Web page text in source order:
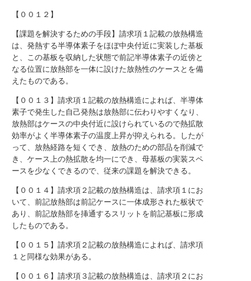
【００１２】
【課題を解決するための手段】請求項１記載の放熱構造
は、発熱する半導体素子をほぼ中央付近に実装した基板
と、この基板を収納した状態で前記半導体素子の近傍と
なる位置に放熱部を一体に設けた放熱性のケースとを備
えたものである。
【００１３】請求項１記載の放熱構造によれば、半導体
素子で発生した自己発熱は放熱部に伝わりやすくなり、
放熱部はケースの中央付近に設けられているので熱拡散
効率がよく半導体素子の温度上昇が抑えられる。したが
って、放熱経路を短くでき、放熱のための部品を削減で
き、ケース上の熱拡散を均一にでき、母基板の実装スペ
ースを少なくできるので、従来の課題を解決できる。
【００１４】請求項２記載の放熱構造は、請求項１にお
いて、前記放熱部は前記ケースに一体成形された板状で
あり、前記放熱部を挿通するスリットを前記基板に形成
したものである。
【００１５】請求項２記載の放熱構造によれば、請求項
１と同様な効果がある。
【００１６】請求項３記載の放熱構造は、請求項２にお